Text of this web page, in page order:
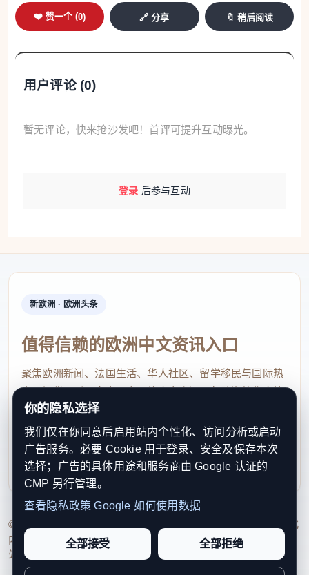
❤️ 赞一个 (0) 🔗 分享 🔖 稍后阅读
用户评论 (0)
暂无评论，快来抢沙发吧！首评可提升互动曝光。
登录 后参与互动
新欧洲 · 欧洲头条
值得信赖的欧洲中文资讯入口
聚焦欧洲新闻、法国生活、华人社区、留学移民与国际热
点，提供及时、真实、实用的中文资讯，帮助海外华人快
速了解欧洲动态。
contact@xinouzhou.com
服务支持、版权与合作：工作日优先处理站务、投稿与权
利通知
© 2026 新欧洲·欧洲头条. All Rights Reserved. 本网站持续优化
内容透明度、联系方式与用户权利说明，以提升品牌信任感和
站点完整度。
你的隐私选择
我们仅在你同意后启用站内个性化、访问分析或启动
广告服务。必要 Cookie 用于登录、安全及保存本次
选择；广告的具体用途和服务商由 Google 认证的
CMP 另行管理。
查看隐私政策 Google 如何使用数据
全部接受 全部拒绝